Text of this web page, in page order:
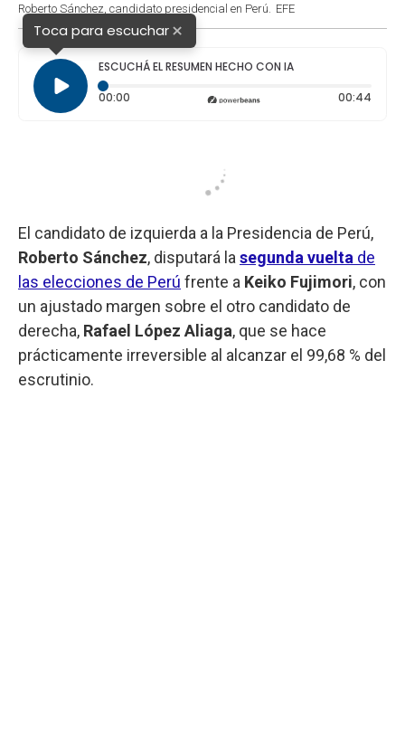
Roberto Sánchez, candidato presidencial en Perú. EFE
Toca para escuchar×
ESCUCHÁ EL RESUMEN HECHO CON IA
00:00 Tiempo transcurrido: 0 segundos 00:44
El candidato de izquierda a la Presidencia de Perú,
Roberto Sánchez, disputará la segunda vuelta de
las elecciones de Perú frente a Keiko Fujimori, con
un ajustado margen sobre el otro candidato de
derecha, Rafael López Aliaga, que se hace
prácticamente irreversible al alcanzar el 99,68 % del
escrutinio.